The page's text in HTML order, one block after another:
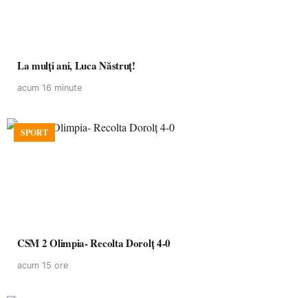
La mulţi ani, Luca Năstruţ!
acum 16 minute
SPORT
CSM 2 Olimpia- Recolta Dorolț 4-0
acum 15 ore